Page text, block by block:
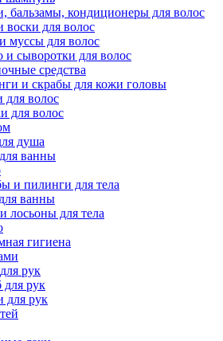
бальзамы, кондиционеры для волос
воски для волос
муссы для волос
и сыворотки для волос
средства
и скрабы для кожи головы
для волос
для волос
душа
ванны
и пилинги для тела
ванны
лосьоны для тела
гигиена
рук
для рук
для рук